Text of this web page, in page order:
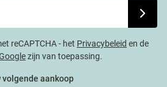
reCAPTCHA - het Privacybeleid en de
zijn van toepassing.
volgende aankoop